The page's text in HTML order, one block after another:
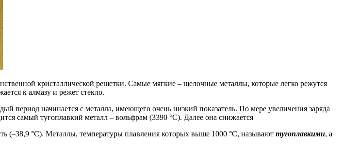
кристаллической решетки. Самые мягкие – щелочные металлы, которые легко режутся
к алмазу и режет стекло.
период начинается с металла, имеющего очень низкий показатель. По мере увеличения заряда
самый тугоплавкий металл – вольфрам (3390 °С). Далее она снижается
(–38,9 °С). Металлы, температуры плавления которых выше 1000 °С, называют тугоплавкими, а